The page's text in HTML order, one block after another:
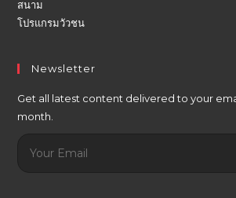
สนาม
โปรแกรมวัวชน
Newsletter
Get all latest content delivered to your
month.